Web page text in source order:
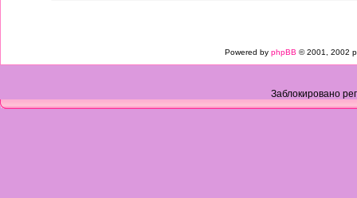
Powered by phpBB © 2001, 2002
Заблокировано